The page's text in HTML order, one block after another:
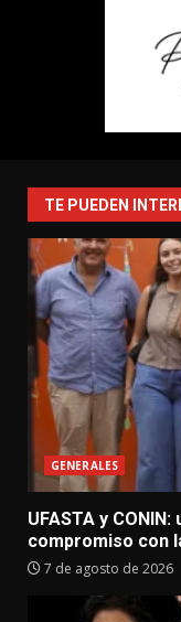
TE PUEDEN
GENERALES
UFASTA y
compromiso con
7 de agosto de 2026